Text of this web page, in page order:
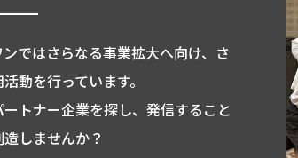
ではさらなる事業拡大へ向け、さ
動を行っています。
トナー企業を探し、発信すること
しませんか？